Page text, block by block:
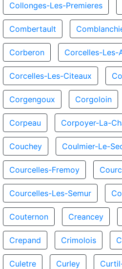
Collonges-Les-Premieres
Combertault
Corberon Corcelles-Les-
Corcelles-Les-Citeaux
Corgengoux Corgoloin
Corpeau Corpoyer-La-
Couchey Coulmier-Le-
Courcelles-Fremoy
Courcelles-Les-Semur
Couternon Creancey
Crepand Crimolois
Culetre Curley